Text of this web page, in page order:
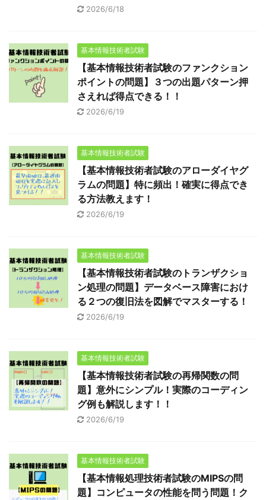
2026/6/18
基本情報技術者試験
【基本情報技術者試験のファンクション
ポイントの問題】３つの出題パターン押
さえれば得点できる！！
2026/6/19
基本情報技術者試験
【基本情報技術者試験のアローダイヤグ
ラムの問題】特に頻出！確実に得点でき
る方法教えます！
2026/6/19
基本情報技術者試験
【基本情報技術者試験のトランザクショ
ン処理の問題】データベース障害におけ
る２つの復旧法を図解でマスターする！
2026/6/19
基本情報技術者試験
【基本情報技術者試験の再帰関数の問
題】意外にシンプル！実際のコーディン
グ例も解説します！！
2026/6/19
基本情報技術者試験
【基本情報処理技術者試験のMIPSの問
題】コンピュータの性能を問う問題！ク